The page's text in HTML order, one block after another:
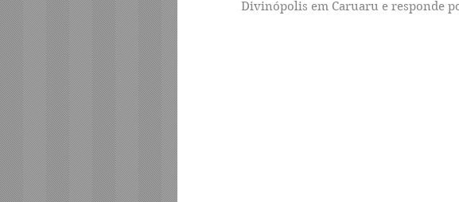
Divinópolis em Caruaru e responde